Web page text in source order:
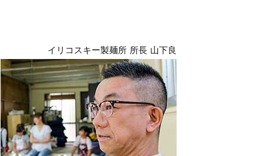
イリコスキー製麺所 所長 山下良